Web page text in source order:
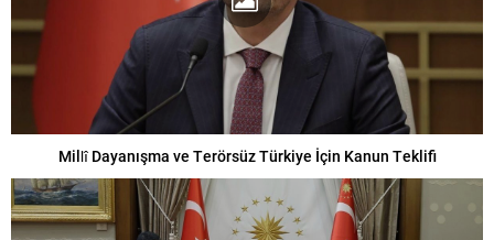
Millî Dayanışma ve Terörsüz Türkiye İçin Kanun Teklifi